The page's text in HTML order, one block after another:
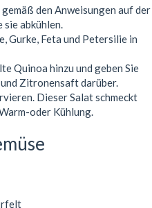
den Anweisungen auf der
sie abkühlen.
Gurke, Feta und Petersilie in
Quinoa hinzu und geben Sie
Zitronensaft darüber.
Dieser Salat schmeckt
oder Kühlung.